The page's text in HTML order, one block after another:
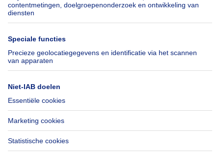
SeLoger.com
Immowelt.de
Verhuis checklist
Hulp
Veelgestelde vragen
Toegankelijkheid
Contacteer ons
Volg ons
LinkedIn
Immoweb SA © 2026 - Alle rechten voorbehouden
Gebruiksvoorwaarden Cookie instellingen Privacybeleid